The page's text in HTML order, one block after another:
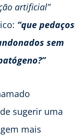
artificial”
“que pedaços
sem
sugerir uma
mais